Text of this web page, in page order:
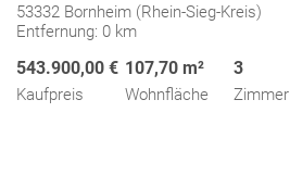
53332 Bornheim (Rhein-Sieg-Kreis)
Entfernung: 0 km
543.900,00 €
Kaufpreis
107,70 m²
Wohnfläche
3
Zimmer